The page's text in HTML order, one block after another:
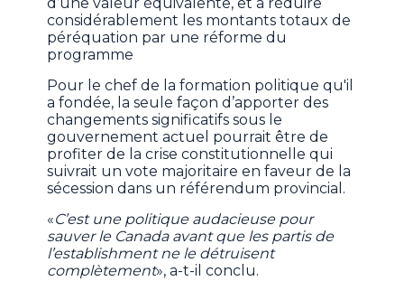
considérablement les montants totaux de
péréquation par une réforme du
programme
Pour le chef de la formation politique qu'il
a fondée, la seule façon d’apporter des
changements significatifs sous le
gouvernement actuel pourrait être de
profiter de la crise constitutionnelle qui
suivrait un vote majoritaire en faveur de la
sécession dans un référendum provincial.
«C’est une politique audacieuse pour
sauver le Canada avant que les partis de
l’establishment ne le détruisent
complètement», a-t-il conclu.